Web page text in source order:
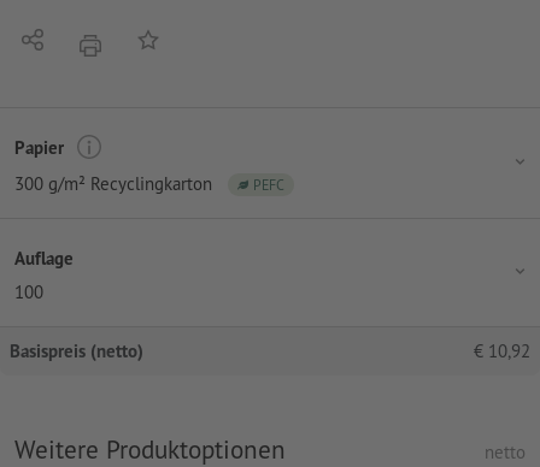
Teilen DruckenAuf die Merkliste
Papier
300 g/m² Recyclingkarton
PEFC
Auflage
100
Basispreis (netto) € 10,92
Weitere Produktoptionen netto